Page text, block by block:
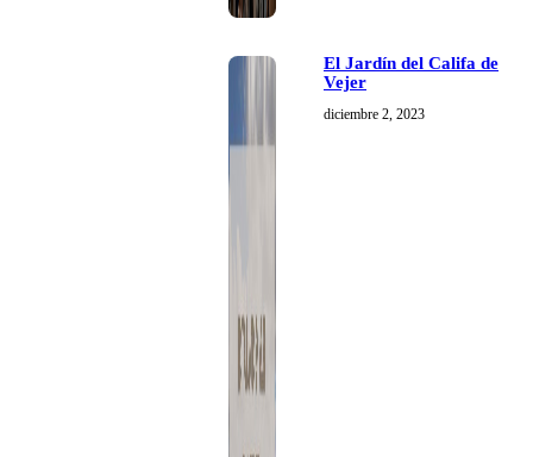
El Jardín del Califa de
Vejer
diciembre 2, 2023